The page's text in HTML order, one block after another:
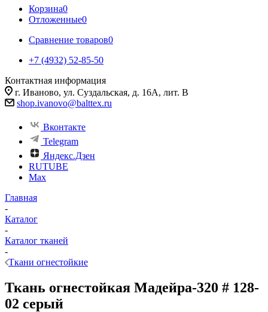
Корзина0
Отложенные0
Сравнение товаров0
+7 (4932) 52-85-50
Контактная информация
г. Иваново, ул. Суздальская, д. 16А, лит. В
shop.ivanovo@balttex.ru
Вконтакте
Telegram
Яндекс.Дзен
RUTUBE
Max
Главная
-
Каталог
-
Каталог тканей
-
Ткани огнестойкие
Ткань огнестойкая Мадейра-320 # 128-
02 серый